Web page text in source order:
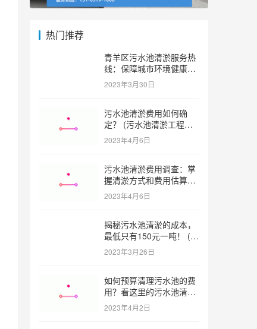
热门推荐
青羊区污水池清淤服务热
线：保障城市环境健康和
可持续发展。 (青羊区污
水池清淤服务热线)
2023年3月30日
污水池清淤费用如何确
定？ (污水池清淤工程价
格多少)
2023年4月6日
污水池清淤费用调查：掌
握清淤方式和费用估算技
巧 (污水池清淤多少钱一
方米)
2023年4月6日
揭秘污水池清淤的成本，
最低只有150元一吨！ (污
水池清淤一米多少钱一吨)
2023年3月26日
如何预算清理污水池的费
用？看这里的污水池清淤
工程报价表范本！ (污水
池清淤工程报价表范本)
2023年4月2日